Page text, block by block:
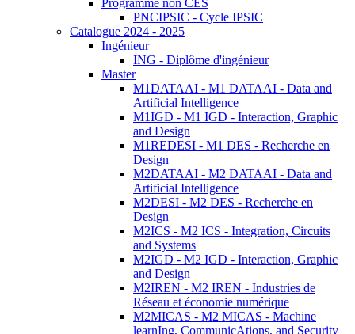
Programme non CES
PNCIPSIC - Cycle IPSIC
Catalogue 2024 - 2025
Ingénieur
ING - Diplôme d'ingénieur
Master
M1DATAAI - M1 DATAAI - Data and
Artificial Intelligence
M1IGD - M1 IGD - Interaction, Graphic
and Design
M1REDESI - M1 DES - Recherche en
Design
M2DATAAI - M2 DATAAI - Data and
Artificial Intelligence
M2DESI - M2 DES - Recherche en
Design
M2ICS - M2 ICS - Integration, Circuits
and Systems
M2IGD - M2 IGD - Interaction, Graphic
and Design
M2IREN - M2 IREN - Industries de
Réseau et économie numérique
M2MICAS - M2 MICAS - Machine
learnIng, CommunicAtions, and Security